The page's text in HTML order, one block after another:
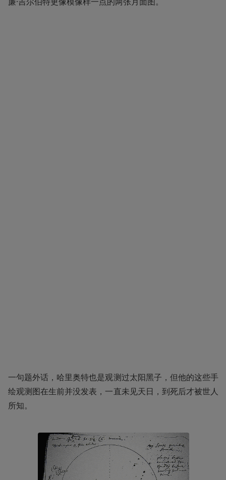
一句题外话，哈里奥特也是观测过太阳黑子，但他的这些手
绘观测图在生前并没发表，一直未见天日，到死后才被世人
所知。